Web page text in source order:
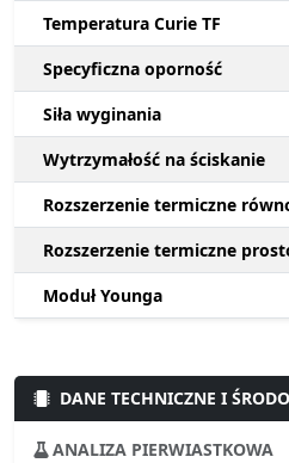
Temperatura Curie TF
Specyficzna oporność
Siła wyginania
Wytrzymałość na ściskanie
Rozszerzenie termiczne
Rozszerzenie termiczne
Moduł Younga
DANE TECHNICZNE I
ANALIZA PIERWIASTKOWA